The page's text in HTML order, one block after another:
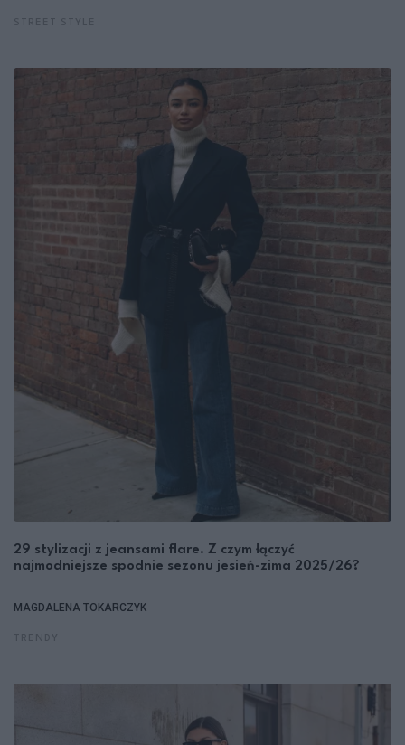
29 stylizacji z jeansami flare. Z czym łączyć
najmodniejsze spodnie sezonu jesień-zima 2025/26?
MAGDALENA TOKARCZYK